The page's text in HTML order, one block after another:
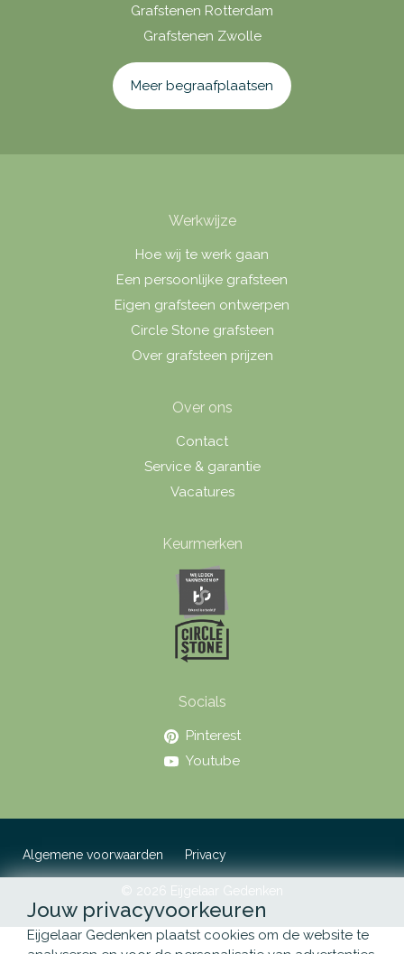
Grafstenen Rotterdam
Grafstenen Zwolle
Meer begraafplaatsen
Werkwijze
Hoe wij te werk gaan
Een persoonlijke grafsteen
Eigen grafsteen ontwerpen
Circle Stone grafsteen
Over grafsteen prijzen
Over ons
Contact
Service & garantie
Vacatures
Keurmerken
Socials
Pinterest
Youtube
Algemene voorwaarden Privacy
© 2026 Eijgelaar Gedenken
Jouw privacyvoorkeuren
Eijgelaar Gedenken plaatst cookies om de website te